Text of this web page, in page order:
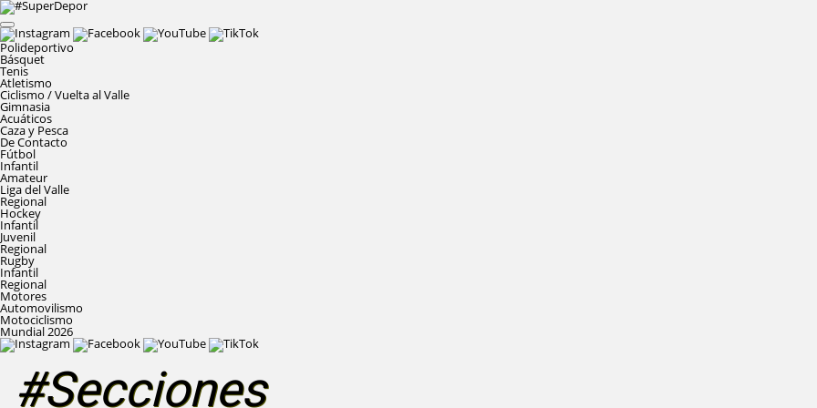
Polideportivo
Básquet
Tenis
Atletismo
Ciclismo / Vuelta al Valle
Gimnasia
Acuáticos
Caza y Pesca
De Contacto
Fútbol
Infantil
Amateur
Liga del Valle
Regional
Hockey
Infantil
Juvenil
Regional
Rugby
Infantil
Regional
Motores
Automovilismo
Motociclismo
Mundial 2026
#Secciones